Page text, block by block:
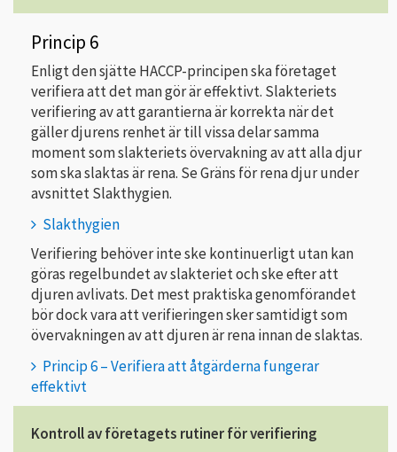
Princip 6
Enligt den sjätte HACCP-principen ska företaget
verifiera att det man gör är effektivt. Slakteriets
verifiering av att garantierna är korrekta när det
gäller djurens renhet är till vissa delar samma
moment som slakteriets övervakning av att alla djur
som ska slaktas är rena. Se Gräns för rena djur under
avsnittet Slakthygien.
Slakthygien
Verifiering behöver inte ske kontinuerligt utan kan
göras regelbundet av slakteriet och ske efter att
djuren avlivats. Det mest praktiska genomförandet
bör dock vara att verifieringen sker samtidigt som
övervakningen av att djuren är rena innan de slaktas.
Princip 6 – Verifiera att åtgärderna fungerar
effektivt
Kontroll av företagets rutiner för verifiering